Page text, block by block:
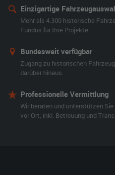
Einzigartige
Mehr als 4.300 historische
Fundus für Ihre Projekte.
Bundesweit verfügbar
Zugang zu historischen
darüber hinaus.
Professionelle Vermittlung
Wir beraten und unterstützen
vor Ort, inkl. Betreuung und